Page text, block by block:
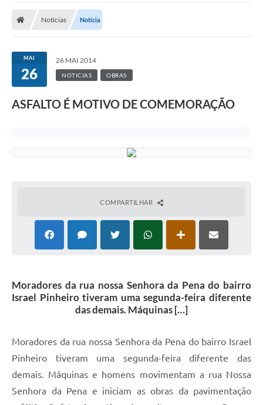
Notícias Notícia
MAI
26
26 MAI 2014
NOTICIAS OBRAS
ASFALTO É MOTIVO DE COMEMORAÇÃO
COMPARTILHAR
Moradores da rua nossa Senhora da Pena do bairro
Israel Pinheiro tiveram uma segunda-feira diferente
das demais. Máquinas […]
Moradores da rua nossa Senhora da Pena do bairro Israel
Pinheiro tiveram uma segunda-feira diferente das
demais. Máquinas e homens movimentam a rua Nossa
Senhora da Pena e iniciam as obras da pavimentação